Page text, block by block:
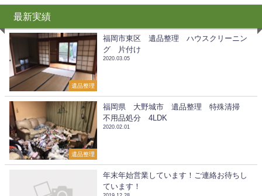
最新実績
遺品整理
福岡市東区 遺品整理 ハウスクリーニン
グ 片付け
2020.03.05
遺品整理
福岡県 大野城市 遺品整理 特殊清掃
不用品処分 4LDK
2020.02.01
年末年始営業しています！ご連絡お待ちし
ています！